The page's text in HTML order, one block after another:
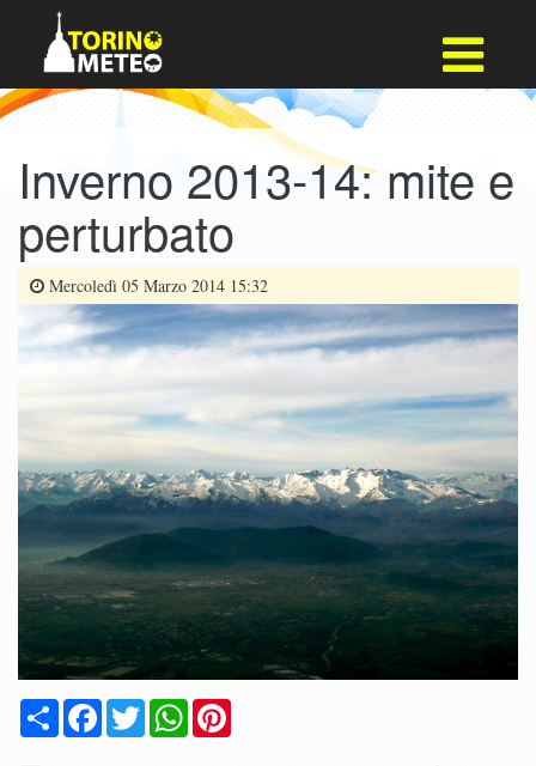
Inverno 2013-14: mite e
perturbato
Mercoledì 05 Marzo 2014 15:32
CondividiFacebook
TwitterWhatsApp